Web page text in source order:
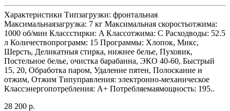
Характеристики Типзагрузки: фронтальная
Максимальнаязагрузка: 7 кг Максимальная скоростьотжима:
1000 об/мин Классстирки: A Классотжима: C Расходводы: 52.5
л Количествопрограмм: 15 Программы: Хлопок, Микс,
Шерсть, Деликатныя стирка, нижнее белье, Пуховик,
Постельное белье, очистка барабанна, ЭКО 40-60, Быстрый
15, 20, Обработка паром, Удаление пятен, Полоскание и
отжим, Отжим Типуправления: электронно-механическое
Классэнергопотребления: A+ Потребляемаямощность: 195..
28 200 р.